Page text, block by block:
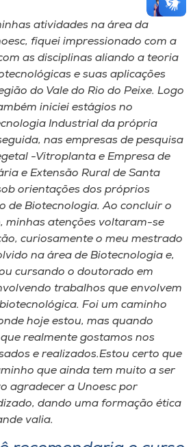
atividades na área da
fiquei impressionado com a
as disciplinas aliando a teoria
e suas aplicações
do Vale do Rio do Peixe. Logo
iniciei estágios no
Industrial da própria
nas empresas de pesquisa
-Vitroplanta e Empresa de
e Extensão Rural de Santa
orientações dos próprios
de Biotecnologia. Ao concluir o
minhas atenções voltaram-se
curiosamente o meu mestrado
na área de Biotecnologia e,
cursando o doutorado em
trabalhos que envolvem
Foi um caminho
hoje estou, mas quando
realmente gostamos nos
e realizados.Estou certo que
que ainda tem muito a ser
agradecer a Unoesc por
dando uma formação ética
valia.